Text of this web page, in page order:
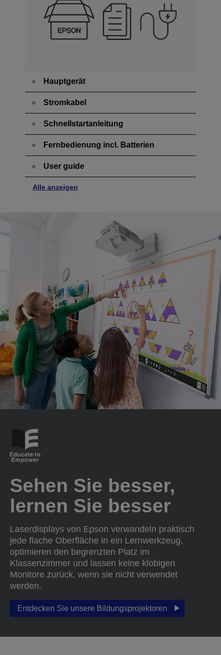
Hauptgerät
Stromkabel
Schnellstartanleitung
Fernbedienung incl. Batterien
User guide
Alle anzeigen
Sehen Sie besser,
lernen Sie besser
Laserdisplays von Epson verwandeln praktisch
jede flache Oberfläche in ein Lernwerkzeug,
optimieren den begrenzten Platz im
Klassenzimmer und lassen keine klobigen
Monitore zurück, wenn sie nicht verwendet
werden.
Entdecken Sie unsere Bildungsprojektoren